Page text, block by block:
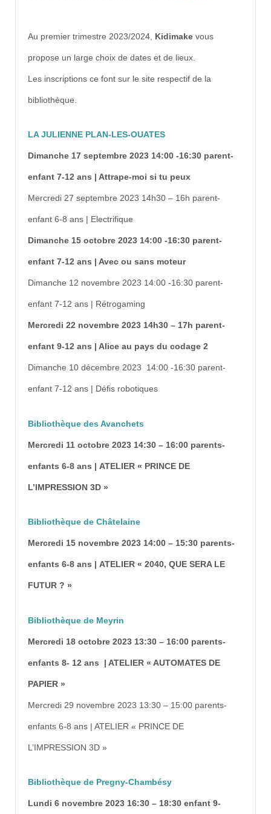
Au premier trimestre 2023/2024, Kidimake vous
propose un large choix de dates et de lieux.
Les inscriptions ce font sur le site respectif de la
bibliothèque.
LA JULIENNE PLAN-LES-OUATES
Dimanche 17 septembre 2023 14:00 -16:30 parent-
enfant 7-12 ans | Attrape-moi si tu peux
Mercredi 27 septembre 2023 14h30 – 16h parent-
enfant 6-8 ans | Electrifique
Dimanche 15 octobre 2023 14:00 -16:30 parent-
enfant 7-12 ans | Avec ou sans moteur
Dimanche 12 novembre 2023 14:00 -16:30 parent-
enfant 7-12 ans | Rétrogaming
Mercredi 22 novembre 2023 14h30 – 17h parent-
enfant 9-12 ans | Alice au pays du codage 2
Dimanche 10 décembre 2023 14:00 -16:30 parent-
enfant 7-12 ans | Défis robotiques
Bibliothèque des Avanchets
Mercredi 11 octobre 2023 14:30 – 16:00 parents-
enfants 6-8 ans | ATELIER « PRINCE DE
L’IMPRESSION 3D »
Bibliothèque de Châtelaine
Mercredi 15 novembre 2023 14:00 – 15:30 parents-
enfants 6-8 ans | ATELIER « 2040, QUE SERA LE
FUTUR ? »
Bibliothèque de Meyrin
Mercredi 18 octobre 2023 13:30 – 16:00 parents-
enfants 8- 12 ans | ATELIER « AUTOMATES DE
PAPIER »
Mercredi 29 novembre 2023 13:30 – 15:00 parents-
enfants 6-8 ans | ATELIER « PRINCE DE
L’IMPRESSION 3D »
Bibliothèque de Pregny-Chambésy
Lundi 6 novembre 2023 16:30 – 18:30 enfant 9-